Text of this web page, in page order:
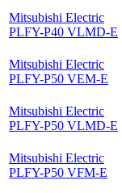
Mitsubishi Electric
PLFY-P40 VLMD-E
Mitsubishi Electric
PLFY-P50 VEM-E
Mitsubishi Electric
PLFY-P50 VLMD-E
Mitsubishi Electric
PLFY-P50 VFM-E